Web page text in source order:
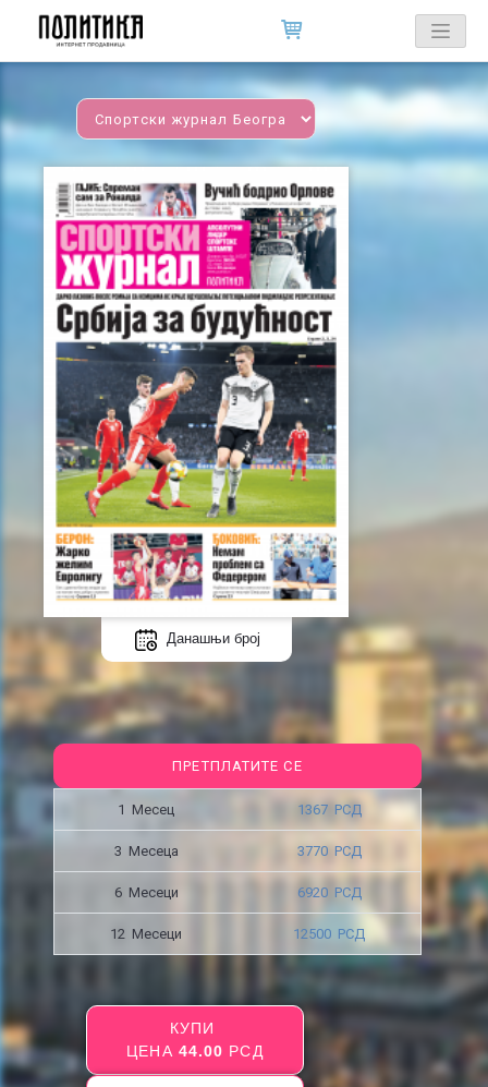
Данашњи број
ПРЕТПЛАТИТЕ СЕ
1 Месец 1367 РСД
3 Месецa 3770 РСД
6 Месеци 6920 РСД
12 Месеци 12500 РСД
КУПИ
ЦЕНА 44.00 РСД